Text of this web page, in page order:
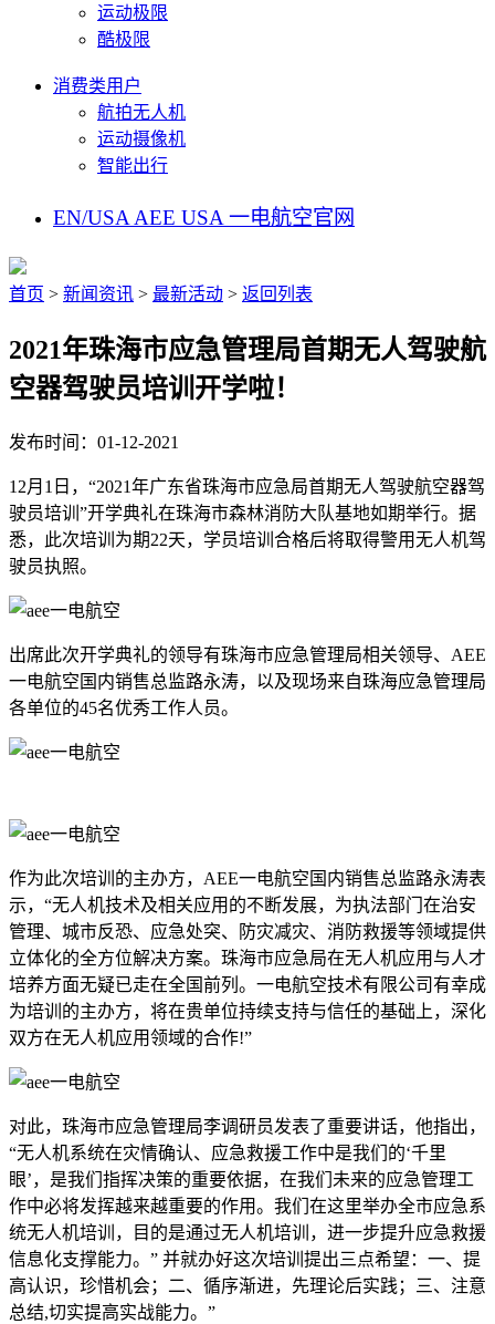
运动极限
酷极限
消费类用户
航拍无人机
运动摄像机
智能出行
EN/USA AEE USA 一电航空官网
首页 > 新闻资讯 > 最新活动 > 返回列表
2021年珠海市应急管理局首期无人驾驶航
空器驾驶员培训开学啦！
发布时间：01-12-2021
12月1日，“2021年广东省珠海市应急局首期无人驾驶航空器驾
驶员培训”开学典礼在珠海市森林消防大队基地如期举行。据
悉，此次培训为期22天，学员培训合格后将取得警用无人机驾
驶员执照。
出席此次开学典礼的领导有珠海市应急管理局相关领导、AEE
一电航空国内销售总监路永涛，以及现场来自珠海应急管理局
各单位的45名优秀工作人员。
作为此次培训的主办方，AEE一电航空国内销售总监路永涛表
示，“无人机技术及相关应用的不断发展，为执法部门在治安
管理、城市反恐、应急处突、防灾减灾、消防救援等领域提供
立体化的全方位解决方案。珠海市应急局在无人机应用与人才
培养方面无疑已走在全国前列。一电航空技术有限公司有幸成
为培训的主办方，将在贵单位持续支持与信任的基础上，深化
双方在无人机应用领域的合作!”
对此，珠海市应急管理局李调研员发表了重要讲话，他指出，
“无人机系统在灾情确认、应急救援工作中是我们的‘千里
眼’，是我们指挥决策的重要依据，在我们未来的应急管理工
作中必将发挥越来越重要的作用。我们在这里举办全市应急系
统无人机培训，目的是通过无人机培训，进一步提升应急救援
信息化支撑能力。” 并就办好这次培训提出三点希望：一、提
高认识，珍惜机会；二、循序渐进，先理论后实践；三、注意
总结,切实提高实战能力。”